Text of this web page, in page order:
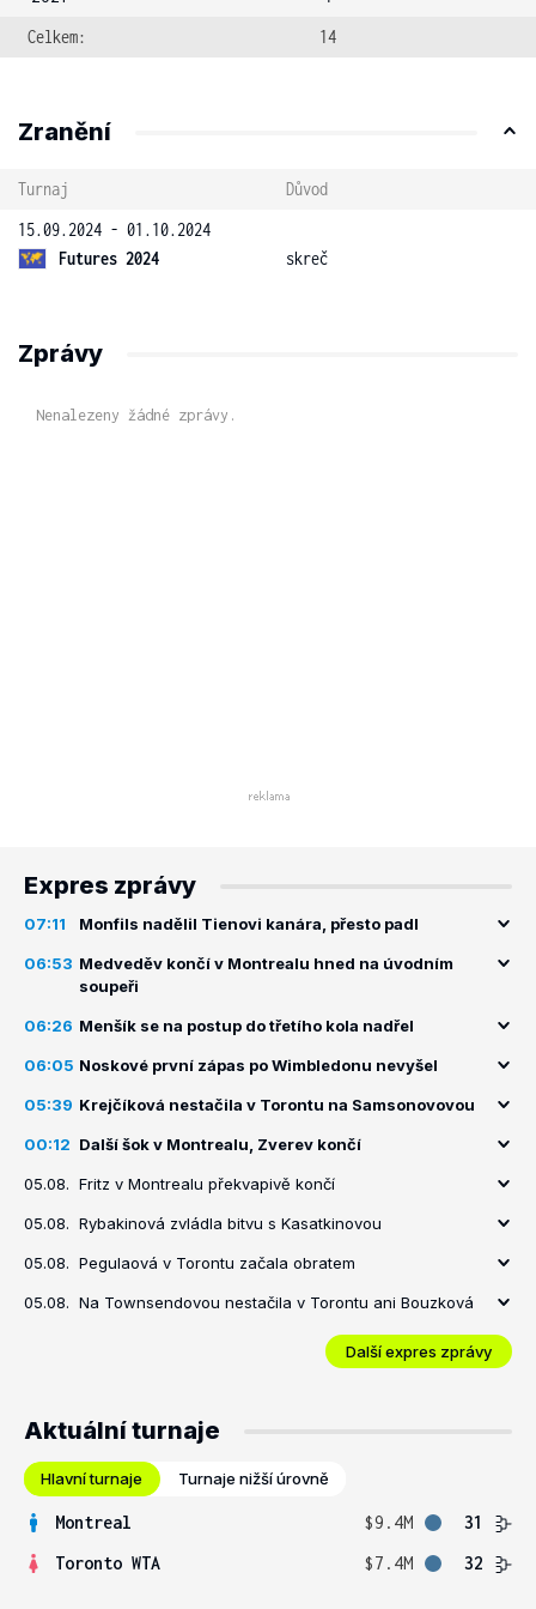
Celkem:
14
Zranění
Turnaj
Důvod
15.09.2024 - 01.10.2024
Futures 2024
skreč
Zprávy
Nenalezeny žádné zprávy.
Expres zprávy
07:11 Monfils nadělil Tienovi kanára, přesto padl
06:53 Medveděv končí v Montrealu hned na úvodním
soupeři
06:26 Menšík se na postup do třetího kola nadřel
06:05 Noskové první zápas po Wimbledonu nevyšel
05:39 Krejčíková nestačila v Torontu na Samsonovovou
00:12 Další šok v Montrealu, Zverev končí
05.08. Fritz v Montrealu překvapivě končí
05.08. Rybakinová zvládla bitvu s Kasatkinovou
05.08. Pegulaová v Torontu začala obratem
05.08. Na Townsendovou nestačila v Torontu ani Bouzková
Další expres zprávy
Aktuální turnaje
Hlavní turnaje Turnaje nižší úrovně
Montreal $9.4M
31
Toronto WTA
$7.4M 32